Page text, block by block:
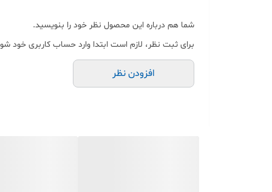
شما هم درباره این محصول نظر خود را بنویسید.
برای ثبت نظر، لازم است ابتدا وارد حساب کاربری خود
افزودن نظر